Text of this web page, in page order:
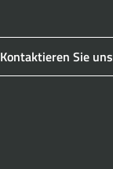
Kontaktieren Sie uns